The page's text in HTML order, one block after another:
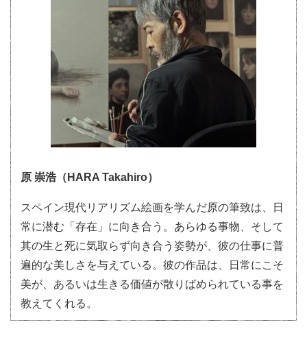
原 崇浩（HARA Takahiro）
スペイン現代リアリズム絵画を学んだ原の筆致は、日
常に潜む「存在」に向き合う。あらゆる事物、そして
其の生と死に気取らず向き合う姿勢が、彼の仕事に普
遍的な美しさを与えている。彼の作品は、日常にこそ
美が、あるいは生きる価値が散りばめられている事を
教えてくれる。